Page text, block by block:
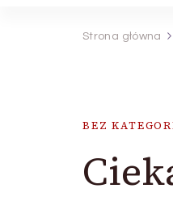
Strona główna
BEZ